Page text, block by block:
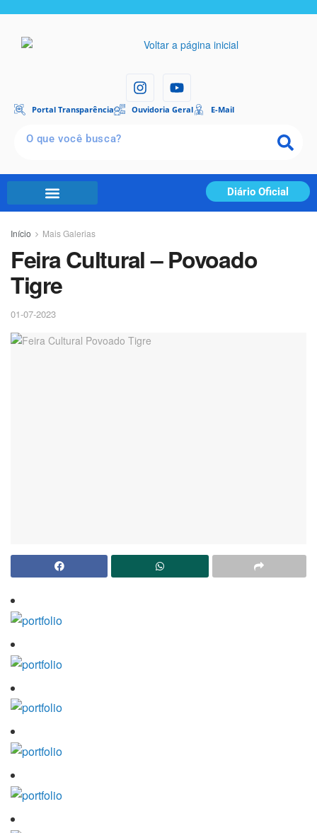
Portal Transparência Ouvidoria Geral E-Mail
Diário Oficial
Início Mais Galerias
Feira Cultural – Povoado
Tigre
01-07-2023